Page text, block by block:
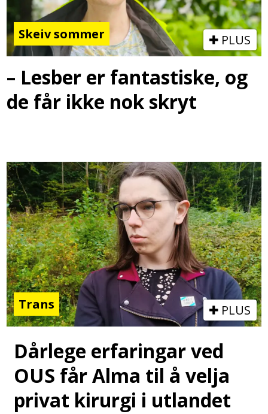
Skeiv sommer PLUS
– Lesber er fantastiske, og
de får ikke nok skryt
Trans PLUS
Dårlege erfaringar ved
OUS får Alma til å velja
privat kirurgi i utlandet